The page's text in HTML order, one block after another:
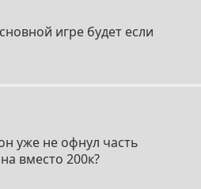
игре будет если
уже не офнул часть
вместо 200к?